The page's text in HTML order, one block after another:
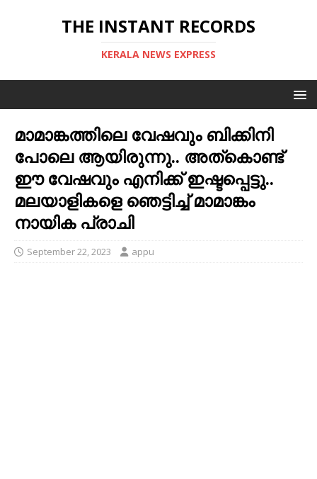
THE INSTANT RECORDS
KERALA NEWS EXPRESS
മാമാങ്കത്തിലെ വേഷവും ബിക്കിനി
പോലെ ആയിരുന്നു.. അത്കൊണ്ട്
ഈ വേഷവും എനിക്ക് ഇഷ്ടപ്പെട്ടു..
മലയാളികളെ ഞെട്ടിച്ച്‌ മാമാങ്കം
നായിക പ്രാചി
September 22, 2023 appu